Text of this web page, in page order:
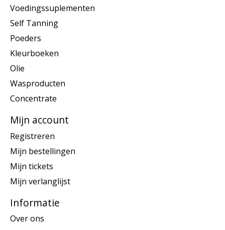
Voedingssuplementen
Self Tanning
Poeders
Kleurboeken
Olie
Wasproducten
Concentrate
Mijn account
Registreren
Mijn bestellingen
Mijn tickets
Mijn verlanglijst
Informatie
Over ons